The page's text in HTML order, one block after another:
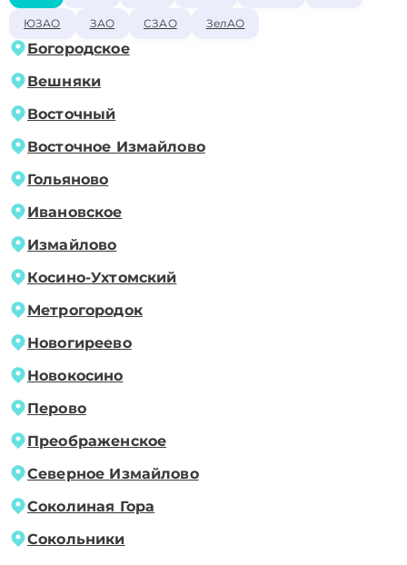
ЮЗАО ЗАО СЗАО ЗелАО
Богородское
Вешняки
Восточный
Восточное Измайлово
Гольяново
Ивановское
Измайлово
Косино-Ухтомский
Метрогородок
Новогиреево
Новокосино
Перово
Преображенское
Северное Измайлово
Соколиная Гора
Сокольники